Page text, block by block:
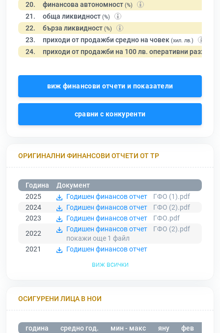
20. финансова автономност (%)
21. обща ликвидност (%)
22. бърза ликвидност (%)
23. приходи от продажби средно на човек (хил. лв.)
24. приходи от продажби на 100 лв. оперативни разходи
виж финансови отчети и показатели
сравни с конкуренти
ОРИГИНАЛНИ ФИНАНСОВИ ОТЧЕТИ ОТ ТР
Година
Документ
2025
Годишен финансов отчет
ГФО (1).pdf
2024
Годишен финансов отчет
ГФО (2).pdf
2023
Годишен финансов отчет
ГФО.pdf
2022
Годишен финансов отчет
ГФО (2).pdf
покажи още 1 файл
2021
Годишен финансов отчет
виж всички
ОСИГУРЕНИ ЛИЦА В НОИ
година средно год. мин - макс яну фев